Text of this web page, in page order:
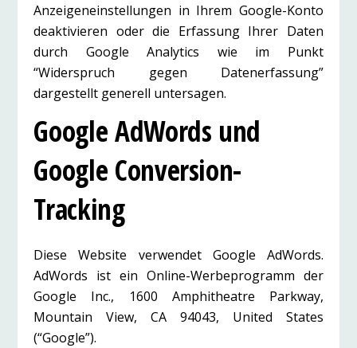
Anzeigeneinstellungen in Ihrem Google-Konto
deaktivieren oder die Erfassung Ihrer Daten
durch Google Analytics wie im Punkt
“Widerspruch gegen Datenerfassung”
dargestellt generell untersagen.
Google AdWords und
Google Conversion-
Tracking
Diese Website verwendet Google AdWords.
AdWords ist ein Online-Werbeprogramm der
Google Inc., 1600 Amphitheatre Parkway,
Mountain View, CA 94043, United States
(“Google”).